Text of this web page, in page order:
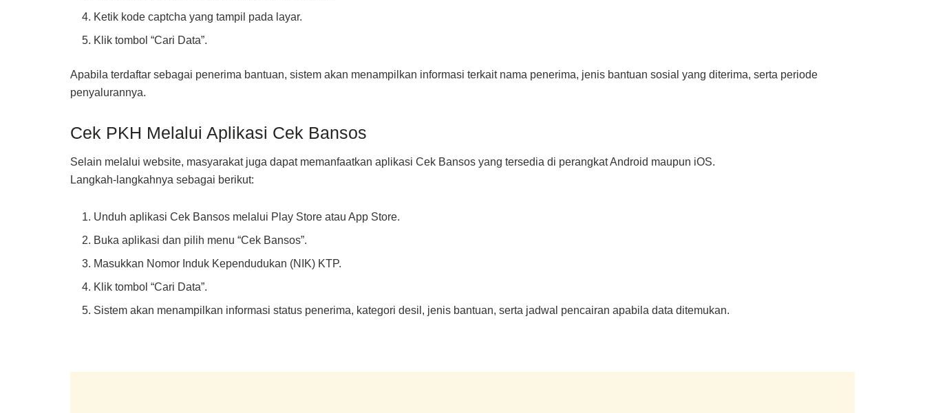
Ketik kode captcha yang tampil pada layar.
Klik tombol “Cari Data”.
Apabila terdaftar sebagai penerima bantuan, sistem akan menampilkan informasi terkait nama penerima, jenis bantuan sosial yang diterima, serta periode
penyalurannya.
Cek PKH Melalui Aplikasi Cek Bansos
Selain melalui website, masyarakat juga dapat memanfaatkan aplikasi Cek Bansos yang tersedia di perangkat Android maupun iOS.
Langkah-langkahnya sebagai berikut:
Unduh aplikasi Cek Bansos melalui Play Store atau App Store.
Buka aplikasi dan pilih menu “Cek Bansos”.
Masukkan Nomor Induk Kependudukan (NIK) KTP.
Klik tombol “Cari Data”.
Sistem akan menampilkan informasi status penerima, kategori desil, jenis bantuan, serta jadwal pencairan apabila data ditemukan.